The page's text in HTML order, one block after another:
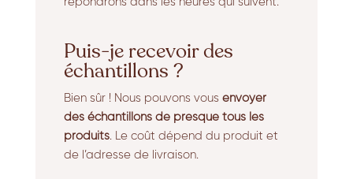
Puis-je recevoir des
échantillons ?
Bien sûr ! Nous pouvons vous envoyer
des échantillons de presque tous les
produits. Le coût dépend du produit et
de l’adresse de livraison.